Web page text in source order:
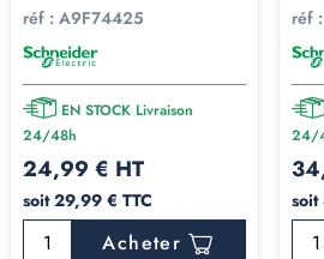
réf : A9F74425
EN STOCK Livraison
24/48h
24,99 € HT
soit 29,99 € TTC
Acheter
réf :
24/
soit